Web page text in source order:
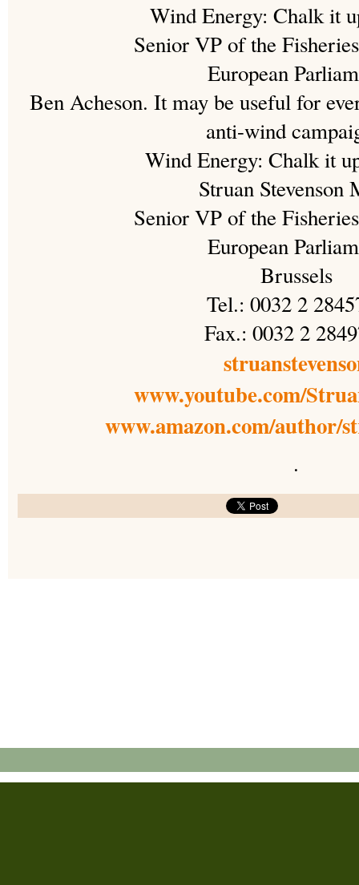
Wind Energy: Chalk it
Senior VP of the
European
Ben Acheson. It may be useful for
anti-wind
Wind Energy: Chalk it
Struan Stevenson
Senior VP of the
European
Brussels
Tel.: 0032 2
Fax.: 0032 2
www.youtube.com/
www.amazon.com/author/
.